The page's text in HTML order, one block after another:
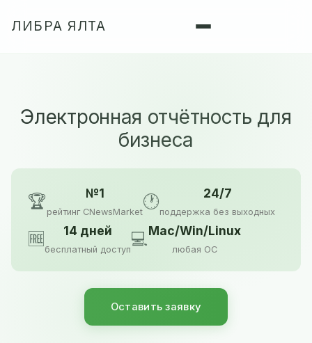
ЛИБРА ЯЛТА
Электронная отчётность для
бизнеса
🏆 №1
рейтинг CNewsMarket
🕐 24/7
поддержка без выходных
🆓 14 дней
бесплатный доступ
💻Mac/Win/Linux
любая ОС
Оставить заявку